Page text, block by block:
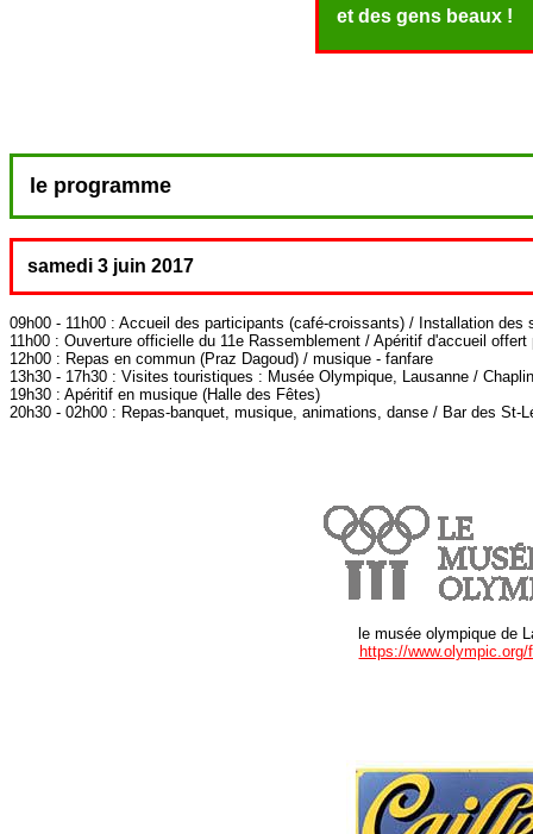
et des gens beaux !
le programme
samedi 3 juin 2017
09h00 - 11h00 : Accueil des participants (café-croissants) / Installation des
11h00 : Ouverture officielle du 11e Rassemblement / Apéritif d'accueil
12h00 : Repas en commun (Praz Dagoud) / musique - fanfare
13h30 - 17h30 : Visites touristiques : Musée Olympique, Lausanne /
19h30 : Apéritif en musique (Halle des Fêtes)
20h30 - 02h00 : Repas-banquet, musique, animations, danse / Bar des St-
le musée olympique de
https://www.olympic.org/